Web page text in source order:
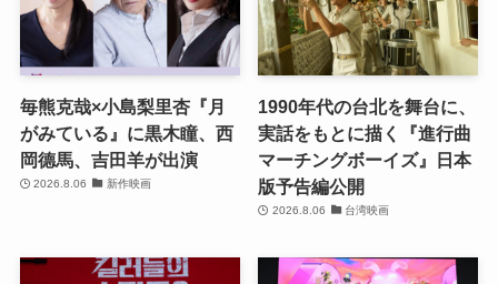
毎熊克哉×小島梨里杏『月
がみている』に黒木瞳、西
岡德馬、吉田羊が出演
2026.8.06 新作映画
1990年代の台北を舞台に、
実話をもとに描く『進行曲
マーチングボーイズ』日本
版予告編公開
2026.8.06 台湾映画